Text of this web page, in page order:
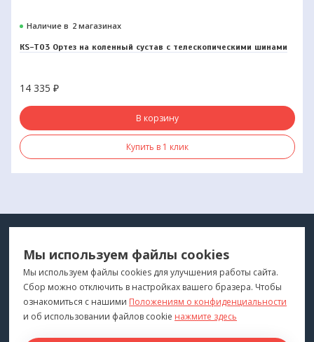
Наличие в 2 магазинах
КS-T03 Ортез на коленный сустав с телескопическими шинами
14 335 ₽
В корзину
Купить в 1 клик
ДЛЯ ВАС
"Медтехника для Вас"©2026
ПОКУПАТЕЛЯМ
Каталог
Бренды
КОНТАКТЫ
г. Владивосток
Мы используем файлы cookies
Мы используем файлы cookies для улучшения работы сайта.
Сбор можно отключить в настройках вашего бразера. Чтобы
ознакомиться с нашими Положениям о конфиденциальности
и об использовании файлов cookie нажмите здесь